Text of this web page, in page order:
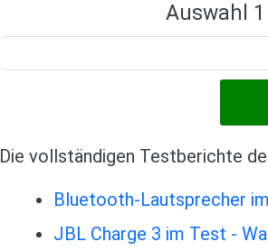
Auswahl 1
Die vollständigen Testberichte
Bluetooth-Lautsprecher
JBL Charge 3 im Test -